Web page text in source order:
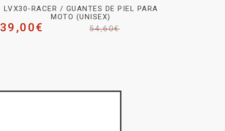
LVX30-RACER / GUANTES DE PIEL PARA
MOTO (UNISEX)
54,60€
39,00€